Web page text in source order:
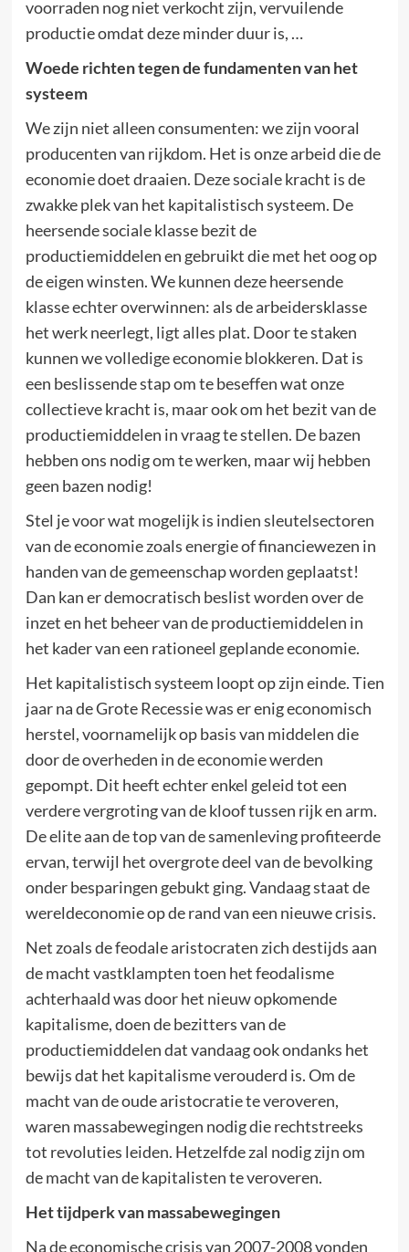
voorraden nog niet verkocht zijn, vervuilende
productie omdat deze minder duur is, …
Woede richten tegen de fundamenten van het
systeem
We zijn niet alleen consumenten: we zijn vooral
producenten van rijkdom. Het is onze arbeid die de
economie doet draaien. Deze sociale kracht is de
zwakke plek van het kapitalistisch systeem. De
heersende sociale klasse bezit de
productiemiddelen en gebruikt die met het oog op
de eigen winsten. We kunnen deze heersende
klasse echter overwinnen: als de arbeidersklasse
het werk neerlegt, ligt alles plat. Door te staken
kunnen we volledige economie blokkeren. Dat is
een beslissende stap om te beseffen wat onze
collectieve kracht is, maar ook om het bezit van de
productiemiddelen in vraag te stellen. De bazen
hebben ons nodig om te werken, maar wij hebben
geen bazen nodig!
Stel je voor wat mogelijk is indien sleutelsectoren
van de economie zoals energie of financiewezen in
handen van de gemeenschap worden geplaatst!
Dan kan er democratisch beslist worden over de
inzet en het beheer van de productiemiddelen in
het kader van een rationeel geplande economie.
Het kapitalistisch systeem loopt op zijn einde. Tien
jaar na de Grote Recessie was er enig economisch
herstel, voornamelijk op basis van middelen die
door de overheden in de economie werden
gepompt. Dit heeft echter enkel geleid tot een
verdere vergroting van de kloof tussen rijk en arm.
De elite aan de top van de samenleving profiteerde
ervan, terwijl het overgrote deel van de bevolking
onder besparingen gebukt ging. Vandaag staat de
wereldeconomie op de rand van een nieuwe crisis.
Net zoals de feodale aristocraten zich destijds aan
de macht vastklampten toen het feodalisme
achterhaald was door het nieuw opkomende
kapitalisme, doen de bezitters van de
productiemiddelen dat vandaag ook ondanks het
bewijs dat het kapitalisme verouderd is. Om de
macht van de oude aristocratie te veroveren,
waren massabewegingen nodig die rechtstreeks
tot revoluties leiden. Hetzelfde zal nodig zijn om
de macht van de kapitalisten te veroveren.
Het tijdperk van massabewegingen
Na de economische crisis van 2007-2008 vonden